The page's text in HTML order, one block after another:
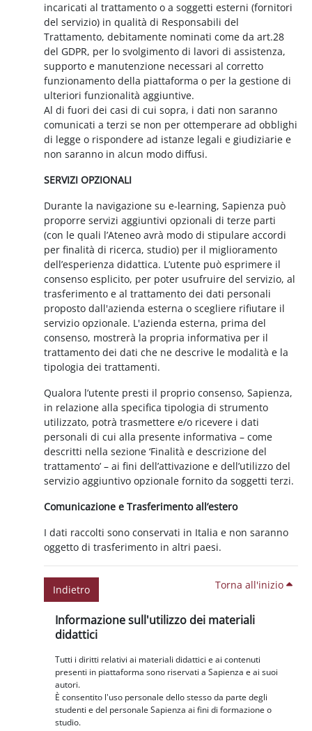
incaricati al trattamento o a soggetti esterni (fornitori
del servizio) in qualità di Responsabili del
Trattamento, debitamente nominati come da art.28
del GDPR, per lo svolgimento di lavori di assistenza,
supporto e manutenzione necessari al corretto
funzionamento della piattaforma o per la gestione di
ulteriori funzionalità aggiuntive.
Al di fuori dei casi di cui sopra, i dati non saranno
comunicati a terzi se non per ottemperare ad obblighi
di legge o rispondere ad istanze legali e giudiziarie e
non saranno in alcun modo diffusi.
SERVIZI OPZIONALI
Durante la navigazione su e-learning, Sapienza può
proporre servizi aggiuntivi opzionali di terze parti
(con le quali l’Ateneo avrà modo di stipulare accordi
per finalità di ricerca, studio) per il miglioramento
dell’esperienza didattica. L’utente può esprimere il
consenso esplicito, per poter usufruire del servizio, al
trasferimento e al trattamento dei dati personali
proposto dall'azienda esterna o scegliere rifiutare il
servizio opzionale. L'azienda esterna, prima del
consenso, mostrerà la propria informativa per il
trattamento dei dati che ne descrive le modalità e la
tipologia dei trattamenti.
Qualora l’utente presti il proprio consenso, Sapienza,
in relazione alla specifica tipologia di strumento
utilizzato, potrà trasmettere e/o ricevere i dati
personali di cui alla presente informativa – come
descritti nella sezione ‘Finalità e descrizione del
trattamento’ – ai fini dell’attivazione e dell’utilizzo del
servizio aggiuntivo opzionale fornito da soggetti terzi.
Comunicazione e Trasferimento all’estero
I dati raccolti sono conservati in Italia e non saranno
oggetto di trasferimento in altri paesi.
Indietro Torna all'inizio
Blocchi
Informazione sull'utilizzo dei materiali
didattici
Tutti i diritti relativi ai materiali didattici e ai contenuti
presenti in piattaforma sono riservati a Sapienza e ai suoi
autori.
È consentito l'uso personale dello stesso da parte degli
studenti e del personale Sapienza ai fini di formazione o
studio.